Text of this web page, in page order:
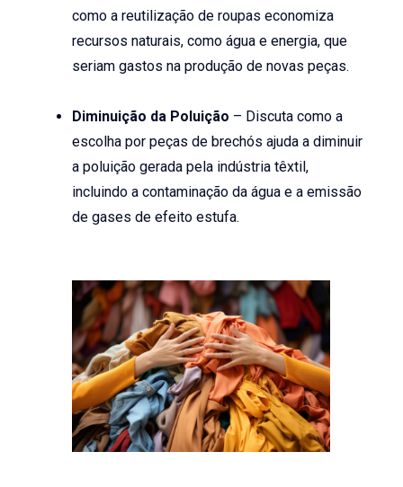
como a reutilização de roupas economiza
recursos naturais, como água e energia, que
seriam gastos na produção de novas peças.
Diminuição da Poluição – Discuta como a
escolha por peças de brechós ajuda a diminuir
a poluição gerada pela indústria têxtil,
incluindo a contaminação da água e a emissão
de gases de efeito estufa.